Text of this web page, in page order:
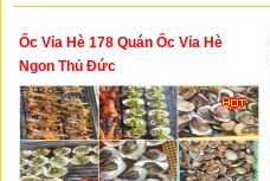
Ốc Vỉa Hè 178 Quán Ốc Vỉa Hè
Ngon Thủ Đức